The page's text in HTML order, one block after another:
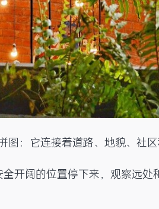
：它连接着道路、地貌、社
开阔的位置停下来，观察远